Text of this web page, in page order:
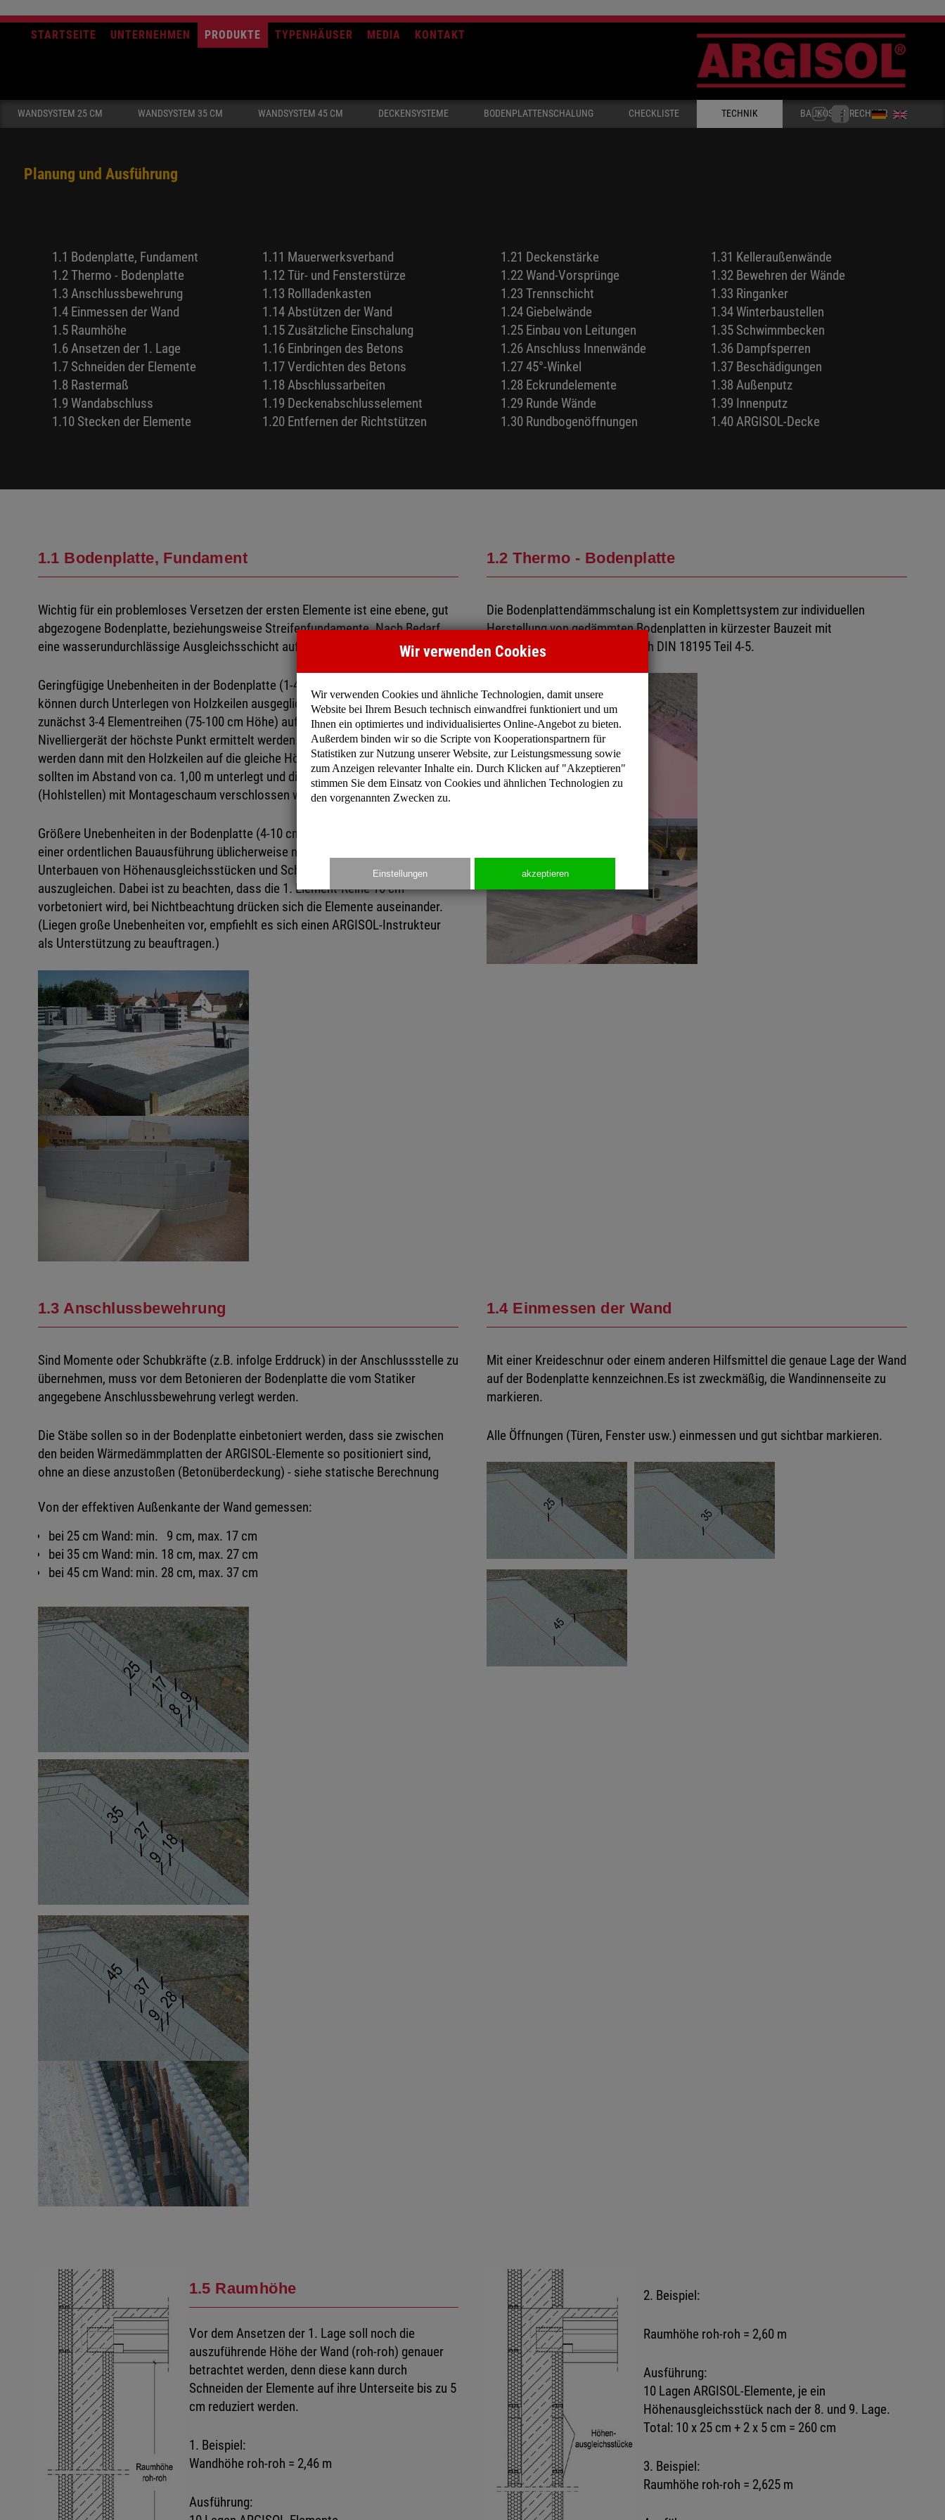
STARTSEITE UNTERNEHMEN PRODUKTE TYPENHÄUSER MEDIA KONTAKT
WANDSYSTEM 25 CM WANDSYSTEM 35 CM WANDSYSTEM 45 CM DECKENSYSTEME BODENPLATTENSCHALUNG CHECKLISTE TECHNIK BAUKOSTENRECHNER
Planung und Ausführung
1.1 Bodenplatte, Fundament
1.2 Thermo - Bodenplatte
1.3 Anschlussbewehrung
1.4 Einmessen der Wand
1.5 Raumhöhe
1.6 Ansetzen der 1. Lage
1.7 Schneiden der Elemente
1.8 Rastermaß
1.9 Wandabschluss
1.10 Stecken der Elemente
1.11 Mauerwerksverband
1.12 Tür- und Fensterstürze
1.13 Rollladenkasten
1.14 Abstützen der Wand
1.15 Zusätzliche Einschalung
1.16 Einbringen des Betons
1.17 Verdichten des Betons
1.18 Abschlussarbeiten
1.19 Deckenabschlusselement
1.20 Entfernen der Richtstützen
1.21 Deckenstärke
1.22 Wand-Vorsprünge
1.23 Trennschicht
1.24 Giebelwände
1.25 Einbau von Leitungen
1.26 Anschluss Innenwände
1.27 45°-Winkel
1.28 Eckrundelemente
1.29 Runde Wände
1.30 Rundbogenöffnungen
1.31 Kelleraußenwände
1.32 Bewehren der Wände
1.33 Ringanker
1.34 Winterbaustellen
1.35 Schwimmbecken
1.36 Dampfsperren
1.37 Beschädigungen
1.38 Außenputz
1.39 Innenputz
1.40 ARGISOL-Decke
1.1 Bodenplatte, Fundament
Wichtig für ein problemloses Versetzen der ersten Elemente ist eine ebene, gut
abgezogene Bodenplatte, beziehungsweise Streifenfundamente. Nach Bedarf
eine wasserundurchlässige Ausgleichsschicht aufbringen.
Geringfügige Unebenheiten in der Bodenplatte (1-4 cm Höhendifferenzen)
können durch Unterlegen von Holzkeilen ausgeglichen werden. Dazu müssen
zunächst 3-4 Elementreihen (75-100 cm Höhe) aufgesetzt und mit einem
Nivelliergerät der höchste Punkt ermittelt werden. Die tieferliegenden Punkte
werden dann mit den Holzkeilen auf die gleiche Höhe gebracht. Die Holzkeile
sollten im Abstand von ca. 1,00 m unterlegt und die Zwischenräume
(Hohlstellen) mit Montageschaum verschlossen werden.
Größere Unebenheiten in der Bodenplatte (4-10 cm Höhendifferenz), welche bei
einer ordentlichen Bauausführung üblicherweise nicht vorkommen, sind mit dem
Unterbauen von Höhenausgleichsstücken und Schrägschneiden der Elemente
auszugleichen. Dabei ist zu beachten, dass die 1. Element-Reihe 10 cm
vorbetoniert wird, bei Nichtbeachtung drücken sich die Elemente auseinander.
(Liegen große Unebenheiten vor, empfiehlt es sich einen ARGISOL-Instrukteur
als Unterstützung zu beauftragen.)
1.2 Thermo - Bodenplatte
Die Bodenplattendämmschalung ist ein Komplettsystem zur individuellen
Herstellung von gedämmten Bodenplatten in kürzester Bauzeit mit
Abdichtungdmöglichkeiten nach DIN 18195 Teil 4-5.
1.3 Anschlussbewehrung
Sind Momente oder Schubkräfte (z.B. infolge Erddruck) in der Anschlussstelle zu
übernehmen, muss vor dem Betonieren der Bodenplatte die vom Statiker
angegebene Anschlussbewehrung verlegt werden.
Die Stäbe sollen so in der Bodenplatte einbetoniert werden, dass sie zwischen
den beiden Wärmedämmplatten der ARGISOL-Elemente so positioniert sind,
ohne an diese anzustoßen (Betonüberdeckung) - siehe statische Berechnung
Von der effektiven Außenkante der Wand gemessen:
bei 25 cm Wand: min. 9 cm, max. 17 cm
bei 35 cm Wand: min. 18 cm, max. 27 cm
bei 45 cm Wand: min. 28 cm, max. 37 cm
1.4 Einmessen der Wand
Mit einer Kreideschnur oder einem anderen Hilfsmittel die genaue Lage der Wand
auf der Bodenplatte kennzeichnen.Es ist zweckmäßig, die Wandinnenseite zu
markieren.
Alle Öffnungen (Türen, Fenster usw.) einmessen und gut sichtbar markieren.
1.5 Raumhöhe
Vor dem Ansetzen der 1. Lage soll noch die
auszuführende Höhe der Wand (roh-roh) genauer
betrachtet werden, denn diese kann durch
Schneiden der Elemente auf ihre Unterseite bis zu 5
cm reduziert werden.
1. Beispiel:
Wandhöhe roh-roh = 2,46 m
Ausführung:
2. Beispiel:
Raumhöhe roh-roh = 2,60 m
Ausführung:
10 Lagen ARGISOL-Elemente, je ein
Höhenausgleichsstück nach der 8. und 9. Lage.
Total: 10 x 25 cm + 2 x 5 cm = 260 cm
3. Beispiel:
Raumhöhe roh-roh = 2,625 m
Wir verwenden Cookies
Wir verwenden Cookies und ähnliche Technologien, damit unsere
Website bei Ihrem Besuch technisch einwandfrei funktioniert und um
Ihnen ein optimiertes und individualisiertes Online-Angebot zu bieten.
Außerdem binden wir so die Scripte von Kooperationspartnern für
Statistiken zur Nutzung unserer Website, zur Leistungsmessung sowie
zum Anzeigen relevanter Inhalte ein. Durch Klicken auf "Akzeptieren"
stimmen Sie dem Einsatz von Cookies und ähnlichen Technologien zu
den vorgenannten Zwecken zu.
Einstellungen akzeptieren